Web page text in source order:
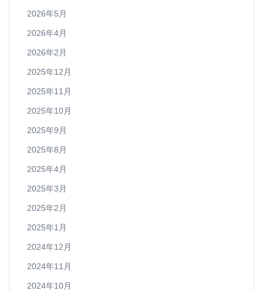
2026年5月
2026年4月
2026年2月
2025年12月
2025年11月
2025年10月
2025年9月
2025年8月
2025年4月
2025年3月
2025年2月
2025年1月
2024年12月
2024年11月
2024年10月